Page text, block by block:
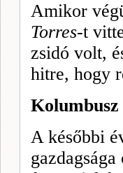
Amikor
Torres-t
zsidó volt,
hitre, hogy
Kolumbusz
A későbbi